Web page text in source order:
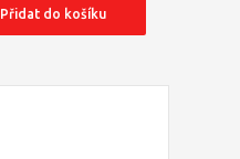
Přidat do košíku